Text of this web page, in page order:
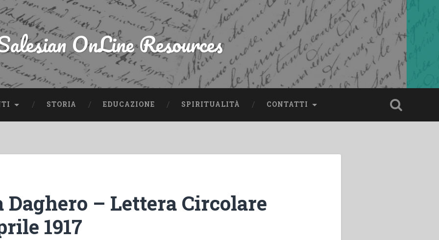
OnLine Resources
STORIA EDUCAZIONE SPIRITUALITÀ CONTATTI
Daghero – Lettera Circolare
1917